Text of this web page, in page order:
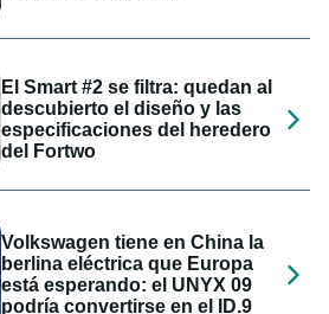
El Smart #2 se filtra: quedan al
descubierto el diseño y las
especificaciones del heredero
del Fortwo
Volkswagen tiene en China la
berlina eléctrica que Europa
está esperando: el UNYX 09
podría convertirse en el ID.9